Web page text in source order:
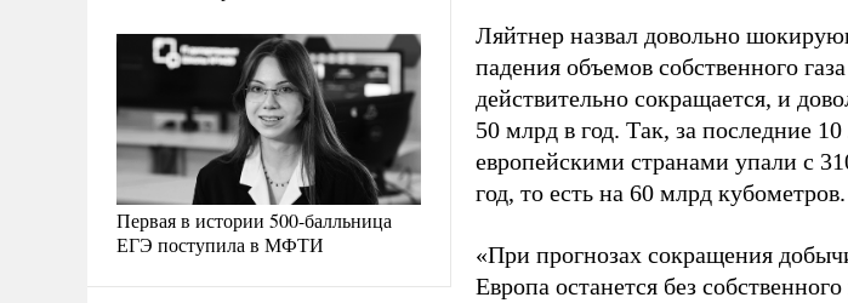
Первая в истории 500-балльница
ЕГЭ поступила в МФТИ
Ляйтнер назвал довольно
падения объемов собственного
действительно сокращается, и
50 млрд в год. Так, за последние
европейскими странами упали с
год, то есть на 60 млрд кубометров.
«При прогнозах сокращения
Европа останется без